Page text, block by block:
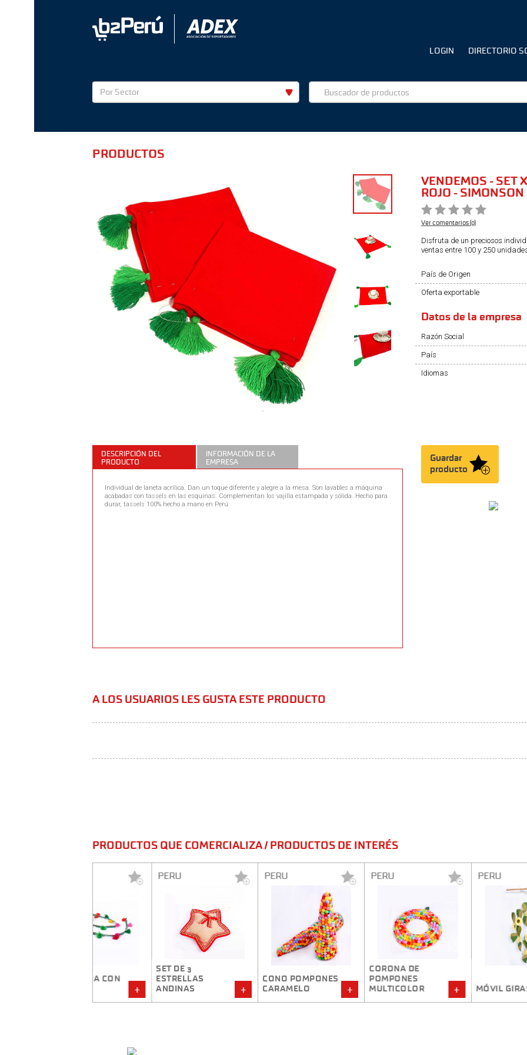
LOGIN DIRECTORIO
Por Sector
PRODUCTOS
VENDEMOS - SET
ROJO - SIMONSON
Ver comentarios (0)
Disfruta de un preciosos
ventas entre 100 y 250
País de Origen
Oferta exportable
Datos de la empresa
Razón Social
País
Idiomas
DESCRIPCIÓN DEL
PRODUCTO
Individual de laneta acrílica. Dan un toque diferente y alegre a la mesa. Son lavables a máquina
acabadas con tassels en las esquinas. Complementan los vajilla estampada y sólida. Hecho para
durar, tassels 100% hecho a mano en Perú
INFORMACIÓN DE LA
EMPRESA
Guardar
producto
A LOS USUARIOS LES GUSTA ESTE PRODUCTO
PRODUCTOS QUE COMERCIALIZA / PRODUCTOS DE INTERÉS
ESTRELLAS
ANDINAS
CONO POMPONES
CARAMELO
POMPONES
MULTICOLOR
MÓVIL GIRASOLES